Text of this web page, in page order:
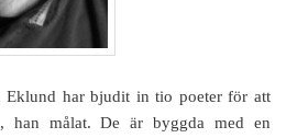
Eklund har bjudit in tio poeter för att
han målat. De är byggda med en